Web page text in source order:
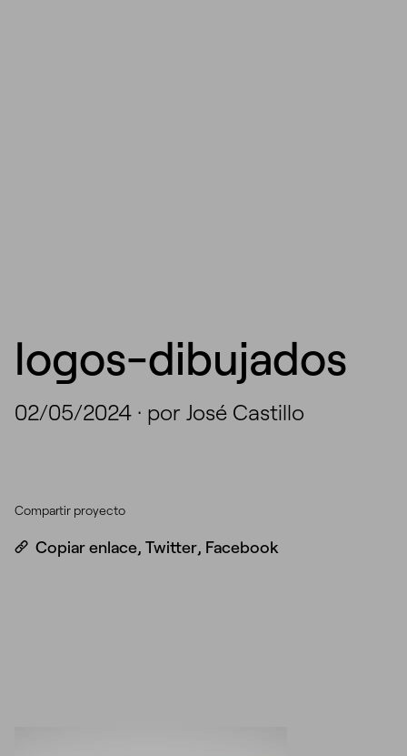
logos-dibujados
02/05/2024 · por José Castillo
Compartir proyecto
Copiar enlace, Twitter, Facebook